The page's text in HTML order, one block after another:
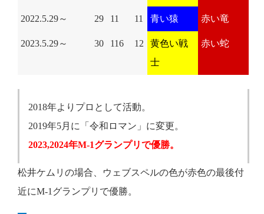
2022.5.29～ 29 11 11 青い猿 赤い竜
2023.5.29～ 30 116 12
黄色い戦
士
赤い蛇
2018年よりプロとして活動。
2019年5月に「令和ロマン」に変更。
2023,2024年M-1グランプリで優勝。
松井ケムリの場合、ウェブスペルの色が赤色の最後付
近にM-1グランプリで優勝。